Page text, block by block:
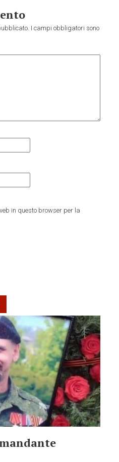
I campi obbligatori sono
in questo browser per la